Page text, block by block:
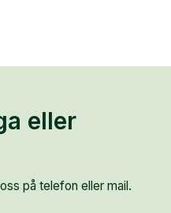
eller
på telefon eller mail.